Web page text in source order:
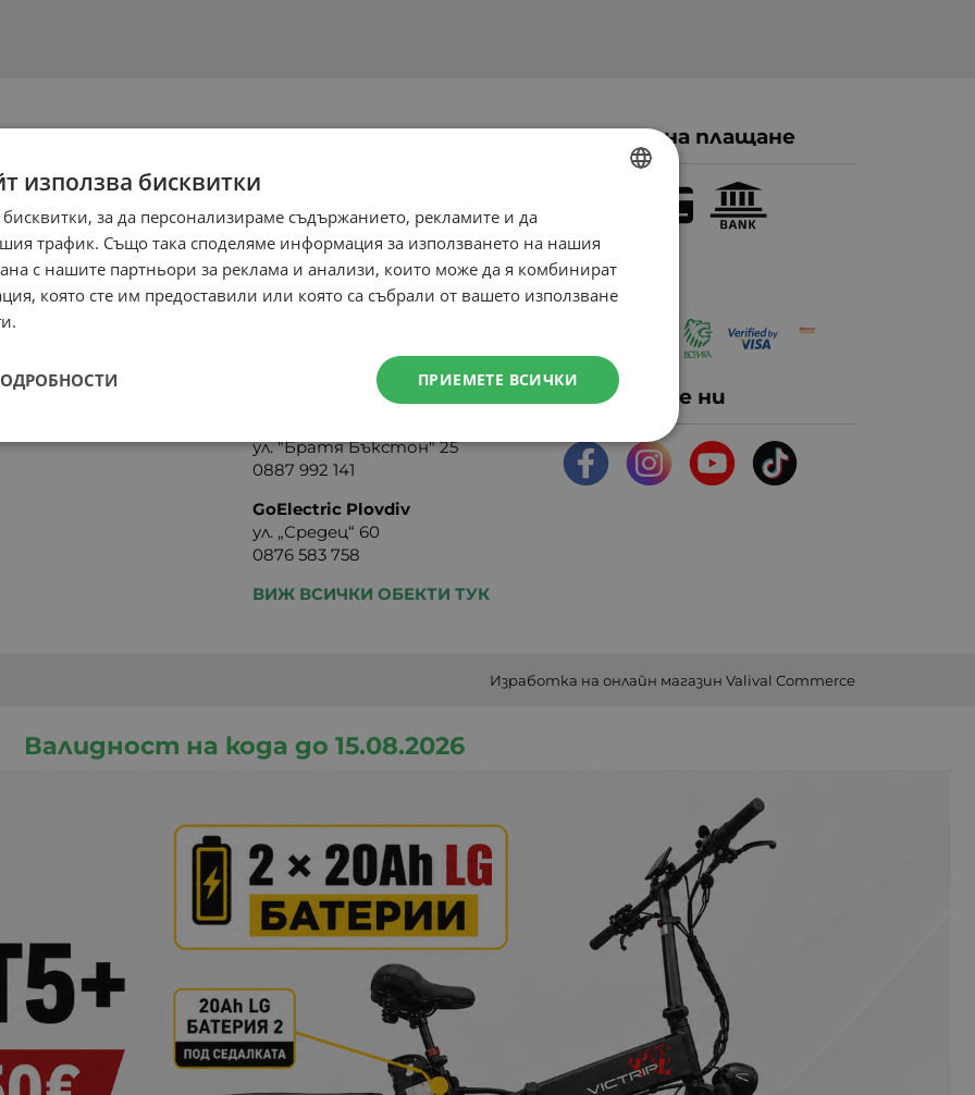
сайта
Контакти
Онлайн магазин- Понеделник -
Петък: 08:30-16:30ч
0884 199 844
online:at:erider.bg
eRider - Стара Загора
shopstz:at:erider.bg
ул. "Братя Бъкстон" 25
0887 992 141
GoElectric Plovdiv
ул. „Средец“ 60
0876 583 758
ВИЖ ВСИЧКИ ОБЕКТИ ТУК
Методи на плащане
Следвайте ни
Изработка на онлайн магазин Valival Commerce
Валидност на кода до 15.08.2026
ENGLISH
използва бисквитки
за да персонализираме съдържанието, рекламите и да
трафик. Също така споделяме информация за използването на нашия
с нашите партньори за реклама и анализи, които може да я комбинират
която сте им предоставили или която са събрали от вашето използване
ПРИЕМЕТЕ ВСИЧКИ